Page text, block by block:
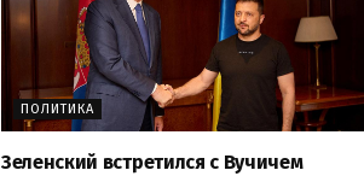
ПОЛИТИКА
Зеленский встретился с Вучичем